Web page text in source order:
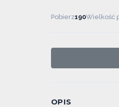
Pobierz190Wielkość
OPIS